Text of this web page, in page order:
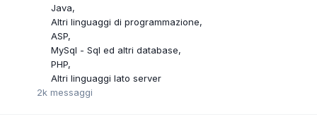
Java
Altri linguaggi di programmazione
ASP
MySql - Sql ed altri database
PHP
Altri linguaggi lato server
2k messaggi